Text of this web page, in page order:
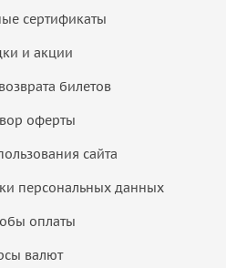
сертификаты
и акции
билетов
оферты
сайта
персональных данных
оплаты
валют